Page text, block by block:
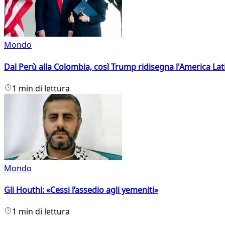
Mondo
Dal Perù alla Colombia, così Trump ridisegna l'America
1 min di lettura
Mondo
Gli Houthi: «Cessi l’assedio agli yemeniti»
1 min di lettura